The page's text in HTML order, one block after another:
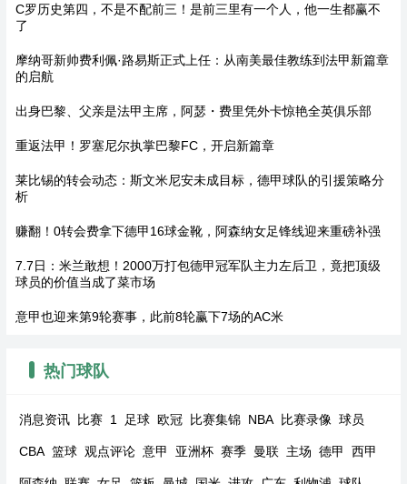
C罗历史第四，不是不配前三！是前三里有一个人，他一生都赢不
了
摩纳哥新帅费利佩·路易斯正式上任：从南美最佳教练到法甲新篇章
的启航
出身巴黎、父亲是法甲主席，阿瑟・费里凭外卡惊艳全英俱乐部
重返法甲！罗塞尼尔执掌巴黎FC，开启新篇章
莱比锡的转会动态：斯文米尼安未成目标，德甲球队的引援策略分
析
赚翻！0转会费拿下德甲16球金靴，阿森纳女足锋线迎来重磅补强
7.7日：米兰敢想！2000万打包德甲冠军队主力左后卫，竟把顶级
球员的价值当成了菜市场
意甲也迎来第9轮赛事，此前8轮赢下7场的AC米
热门球队
消息资讯 比赛 1 足球 欧冠 比赛集锦 NBA 比赛录像 球员
CBA 篮球 观点评论 意甲 亚洲杯 赛季 曼联 主场 德甲 西甲